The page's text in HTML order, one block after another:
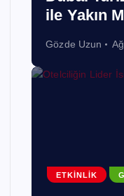
ile Yakın
Gözde Uzun
ETKINLIK